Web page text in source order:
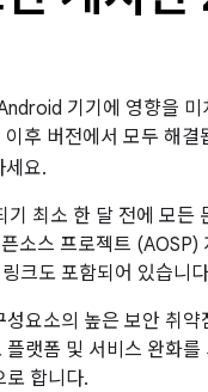
기기에 영향을
후 버전에서 모두 해결
세요.
최소 한 달 전에 모든
소스 프로젝트 (AOSP)
크도 포함되어 있습니
요소의 높은 보안 취
랫폼 및 서비스 완화
로 합니다.